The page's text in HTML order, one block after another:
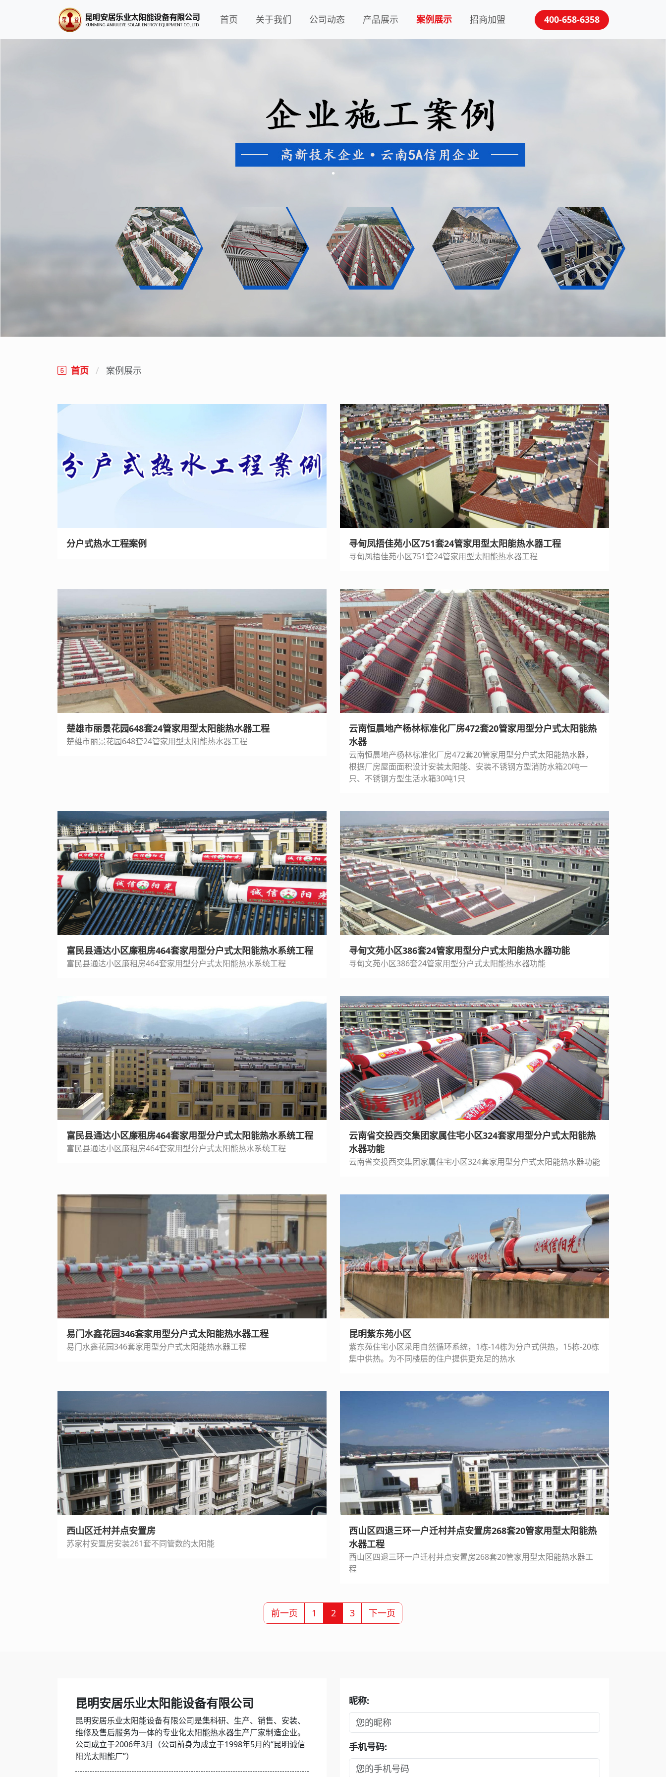
首页 关于我们 公司动态 产品展示 案例展示 招商加盟 400-658-6358
.
首页 案例展示
分户式热水工程案例 寻甸凤捂佳苑小区751套24管家用型太阳能热水器工程
寻甸凤捂佳苑小区751套24管家用型太阳能热水器工程
楚雄市丽景花园648套24管家用型太阳能热水器工程
楚雄市丽景花园648套24管家用型太阳能热水器工程
云南恒晨地产杨林标准化厂房472套20管家用型分户式太阳能热
水器
云南恒晨地产杨林标准化厂房472套20管家用型分户式太阳能热水器，
根据厂房屋面面积设计安装太阳能、安装不锈钢方型消防水箱20吨一
只、不锈钢方型生活水箱30吨1只
富民县通达小区廉租房464套家用型分户式太阳能热水系统工程
富民县通达小区廉租房464套家用型分户式太阳能热水系统工程
寻甸文苑小区386套24管家用型分户式太阳能热水器功能
寻甸文苑小区386套24管家用型分户式太阳能热水器功能
富民县通达小区廉租房464套家用型分户式太阳能热水系统工程
富民县通达小区廉租房464套家用型分户式太阳能热水系统工程
云南省交投西交集团家属住宅小区324套家用型分户式太阳能热
水器功能
云南省交投西交集团家属住宅小区324套家用型分户式太阳能热水器功能
易门水鑫花园346套家用型分户式太阳能热水器工程
易门水鑫花园346套家用型分户式太阳能热水器工程
昆明紫东苑小区
紫东苑住宅小区采用自然循环系统，1栋-14栋为分户式供热，15栋-20栋
集中供热。为不同楼层的住户提供更充足的热水
西山区迁村并点安置房
苏家村安置房安装261套不同管数的太阳能
西山区四退三环一户迁村并点安置房268套20管家用型太阳能热
水器工程
西山区四退三环一户迁村并点安置房268套20管家用型太阳能热水器工
程
前一页 1 2 3 下一页
昆明安居乐业太阳能设备有限公司
昆明安居乐业太阳能设备有限公司是集科研、生产、销售、安装、
维修及售后服务为一体的专业化太阳能热水器生产厂家制造企业。
公司成立于2006年3月（公司前身为成立于1998年5月的“昆明诚信
阳光太阳能厂”）
昵称:
手机号码: